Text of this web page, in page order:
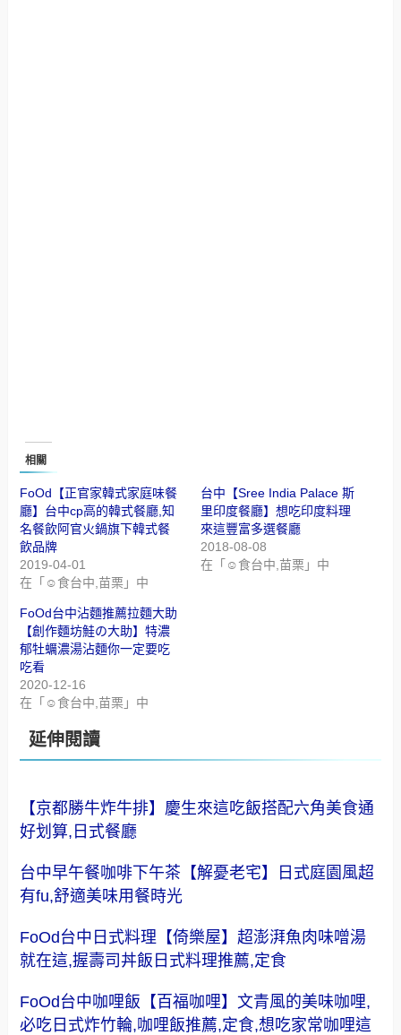
相關
FoOd【正官家韓式家庭味餐
廳】台中cp高的韓式餐廳,知
名餐飲阿官火鍋旗下韓式餐
飲品牌
2019-04-01
在「☺食台中,苗栗」中
台中【Sree India Palace 斯
里印度餐廳】想吃印度料理
來這豐富多選餐廳
2018-08-08
在「☺食台中,苗栗」中
FoOd台中沾麵推薦拉麵大助
【創作麵坊鮭の大助】特濃
郁牡蠣濃湯沾麵你一定要吃
吃看
2020-12-16
在「☺食台中,苗栗」中
延伸閱讀
【京都勝牛炸牛排】慶生來這吃飯搭配六角美食通
好划算,日式餐廳
台中早午餐咖啡下午茶【解憂老宅】日式庭園風超
有fu,舒適美味用餐時光
FoOd台中日式料理【倚樂屋】超澎湃魚肉味噌湯
就在這,握壽司丼飯日式料理推薦,定食
FoOd台中咖哩飯【百福咖哩】文青風的美味咖哩,
必吃日式炸竹輪,咖哩飯推薦,定食,想吃家常咖哩這